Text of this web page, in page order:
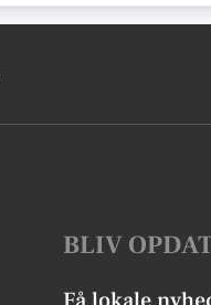
BLIV